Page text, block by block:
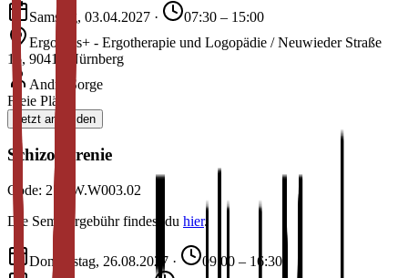
Samstag, 03.04.2027 ·
07:30 – 15:00
ErgoPlus+ - Ergotherapie und Logopädie / Neuwieder Straße
15, 90411 Nürnberg
André Sorge
Freie Plätze
Jetzt anmelden
Schizophrenie
Code: 27.2W.W003.02
Die Seminargebühr findest du hier.
Donnerstag, 26.08.2027 ·
09:00 – 16:30